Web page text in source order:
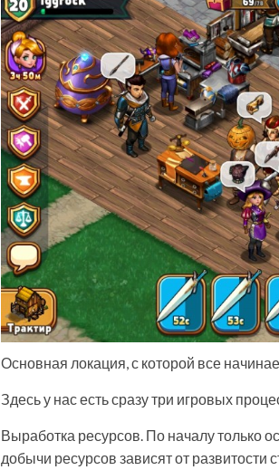
Основная локация, с которой все
Здесь у нас есть сразу три игровых
Выработка ресурсов. По началу только
добычи ресурсов зависят от развитости